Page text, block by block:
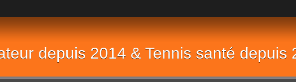
depuis 2014 & Tennis santé depuis